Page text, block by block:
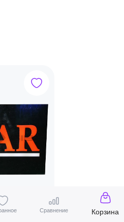
Сравнение Корзина